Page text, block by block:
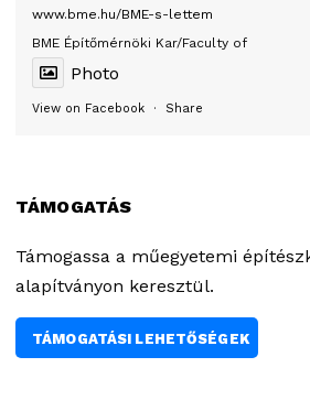
www.bme.hu/BME-s-lettem
BME Építőmérnöki Kar/Faculty of
Photo
View on Facebook · Share
TÁMOGATÁS
Támogassa a műegyetemi
alapítványon keresztül.
TÁMOGATÁSI LEHETŐSÉGEK